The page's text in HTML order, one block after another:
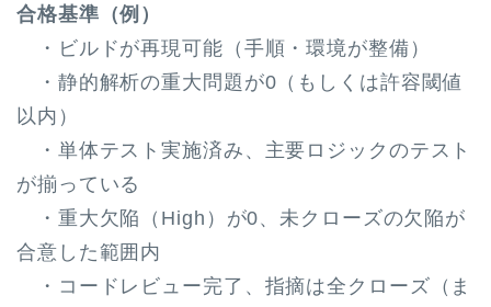
合格基準（例）
・ビルドが再現可能（手順・環境が整備）
・静的解析の重大問題が0（もしくは許容閾値
以内）
・単体テスト実施済み、主要ロジックのテスト
が揃っている
・重大欠陥（High）が0、未クローズの欠陥が
合意した範囲内
・コードレビュー完了、指摘は全クローズ（ま